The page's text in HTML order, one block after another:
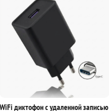
WiFi диктофон с удаленной записью